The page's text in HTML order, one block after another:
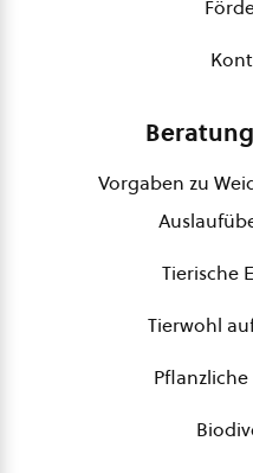
Vorgaben zu
Tierische
Tierwohl